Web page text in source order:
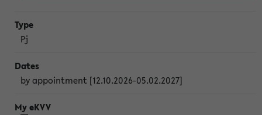
Pj
by appointment [12.10.2026-05.02.2027]